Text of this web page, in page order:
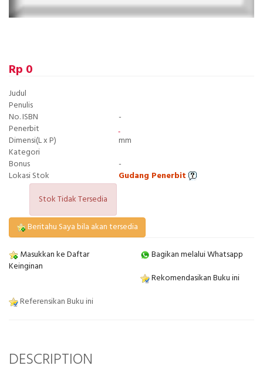
Rp 0
Judul
Penulis
No. ISBN
-
Penerbit
Dimensi(L x P)
mm
Kategori
Bonus
-
Lokasi Stok
Gudang Penerbit
Stok Tidak Tersedia
Beritahu Saya bila akan tersedia
Masukkan ke Daftar
Keinginan
Bagikan melalui Whatsapp
Rekomendasikan Buku ini
Referensikan Buku ini
DESCRIPTION